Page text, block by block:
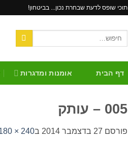
תוכי שופס לדעת שבחרת נכון... בביטחון!
דף הבית אומנות ומדגרות
005 – עותק
פורסם 27 בדצמבר 2014 ב240 × 180